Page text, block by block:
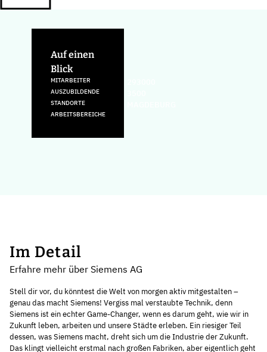
Auf einen
Blick
MITARBEITER
AUSZUBILDENDE
STANDORTE
ARBEITSBEREICHE
Im Detail
Erfahre mehr über Siemens AG
Stell dir vor, du könntest die Welt von morgen aktiv mitgestalten –
genau das macht Siemens! Vergiss mal verstaubte Technik, denn
Siemens ist ein echter Game-Changer, wenn es darum geht, wie wir in
Zukunft leben, arbeiten und unsere Städte erleben. Ein riesiger Teil
dessen, was Siemens macht, dreht sich um die Industrie der Zukunft.
Das klingt vielleicht erstmal nach großen Fabriken, aber eigentlich geht